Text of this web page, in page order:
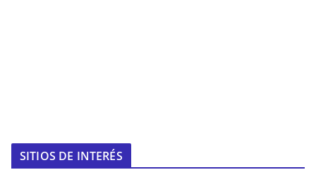
SITIOS DE INTERÉS